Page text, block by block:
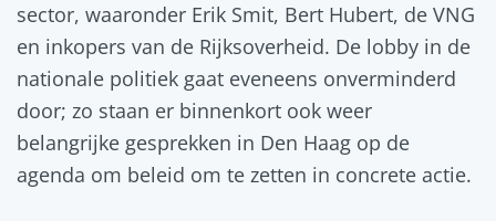
sector, waaronder Erik Smit, Bert Hubert, de VNG
en inkopers van de Rijksoverheid. De lobby in de
nationale politiek gaat eveneens onverminderd
door; zo staan er binnenkort ook weer
belangrijke gesprekken in Den Haag op de
agenda om beleid om te zetten in concrete actie.